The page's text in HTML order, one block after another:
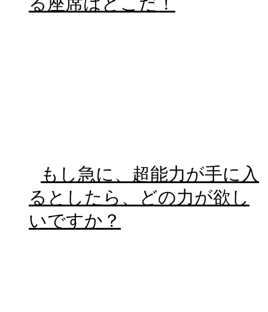
もし急に、超能力が手に入
るとしたら、どの力が欲し
いですか？